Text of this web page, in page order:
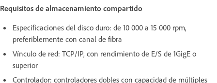
Requisitos de almacenamiento compartido
Especificaciones del disco duro: de 10 000 a 15 000 rpm,
preferiblemente con canal de fibra
Vínculo de red: TCP/IP, con rendimiento de E/S de 1GigE o
superior
Controlador: controladores dobles con capacidad de múltiples